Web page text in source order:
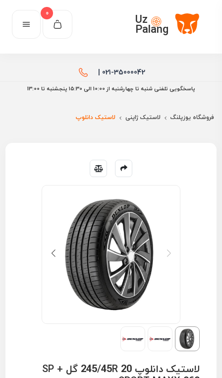
Uz
Palang
0
021-35000042 |
پاسخگویی تلفنی شنبه تا چهارشنبه از 10:00 الی ۱۵:30 پنجشنبه تا 13:00
فروشگاه یوزپلنگ لاستیک ژاپنی لاستیک دانلوپ
لاستیک دانلوپ 245/45R 20 گل + SP